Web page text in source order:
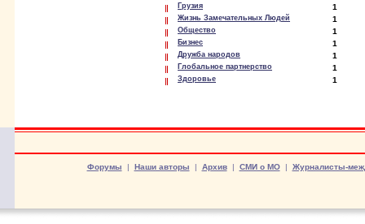
Грузия 1
Жизнь Замечательных Людей 1
Общество 1
Бизнес 1
Дружба народов 1
Глобальное партнерство 1
Здоровье 1
Форумы | Наши авторы | Архив| СМИ о МО| Журналисты-